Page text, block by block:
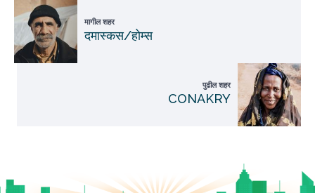
मागील शहर
दमास्कस/होम्स
पुढील शहर
CONAKRY